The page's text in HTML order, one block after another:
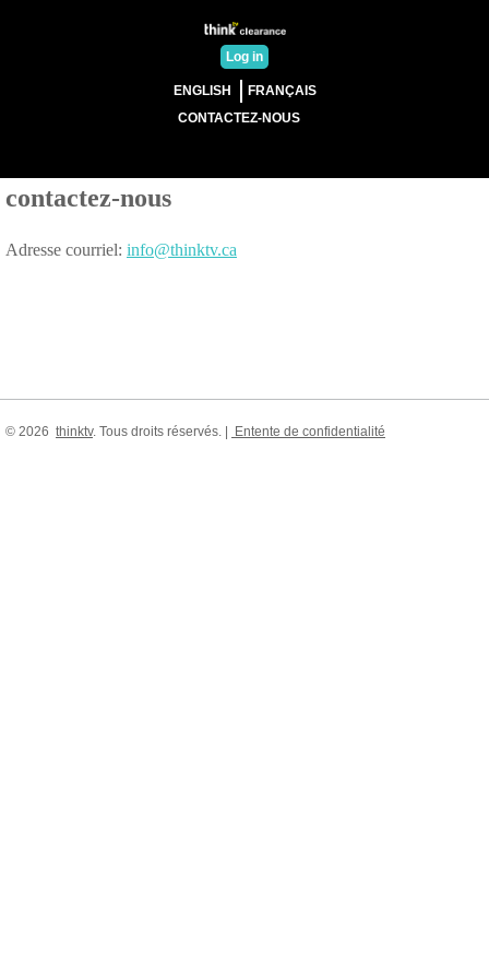
Log in
ENGLISH
FRANÇAIS
CONTACTEZ-NOUS
contactez-nous
Adresse courriel: info@thinktv.ca
© 2026 thinktv. Tous droits réservés. | Entente de confidentialité